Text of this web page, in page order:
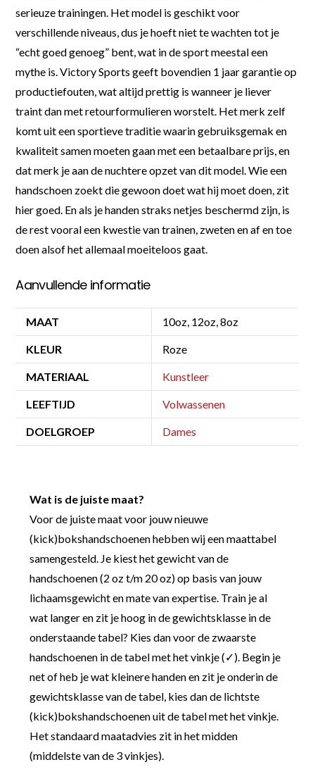
serieuze trainingen. Het model is geschikt voor
verschillende niveaus, dus je hoeft niet te wachten tot je
“echt goed genoeg” bent, wat in de sport meestal een
mythe is. Victory Sports geeft bovendien 1 jaar garantie op
productiefouten, wat altijd prettig is wanneer je liever
traint dan met retourformulieren worstelt. Het merk zelf
komt uit een sportieve traditie waarin gebruiksgemak en
kwaliteit samen moeten gaan met een betaalbare prijs, en
dat merk je aan de nuchtere opzet van dit model. Wie een
handschoen zoekt die gewoon doet wat hij moet doen, zit
hier goed. En als je handen straks netjes beschermd zijn, is
de rest vooral een kwestie van trainen, zweten en af en toe
doen alsof het allemaal moeiteloos gaat.
Aanvullende informatie
MAAT 10oz, 12oz, 8oz
KLEUR Roze
MATERIAAL Kunstleer
LEEFTIJD Volwassenen
DOELGROEP Dames
Wat is de juiste maat?
Voor de juiste maat voor jouw nieuwe
(kick)bokshandschoenen hebben wij een maattabel
samengesteld. Je kiest het gewicht van de
handschoenen (2 oz t/m 20 oz) op basis van jouw
lichaamsgewicht en mate van expertise. Train je al
wat langer en zit je hoog in de gewichtsklasse in de
onderstaande tabel? Kies dan voor de zwaarste
handschoenen in de tabel met het vinkje (✓). Begin je
net of heb je wat kleinere handen en zit je onderin de
gewichtsklasse van de tabel, kies dan de lichtste
(kick)bokshandschoenen uit de tabel met het vinkje.
Het standaard maatadvies zit in het midden
(middelste van de 3 vinkjes).